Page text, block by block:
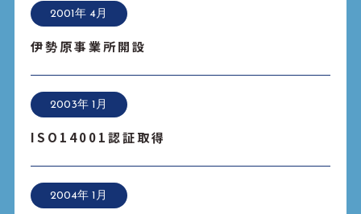
2001年 4月
伊勢原事業所開設
2003年 1月
ISO14001認証取得
2004年 1月